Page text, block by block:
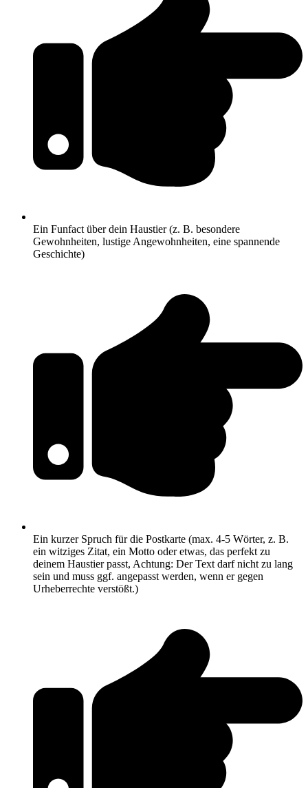
Ein Funfact über dein Haustier (z. B. besondere
Gewohnheiten, lustige Angewohnheiten, eine spannende
Geschichte)
Ein kurzer Spruch für die Postkarte (max. 4-5 Wörter, z. B.
ein witziges Zitat, ein Motto oder etwas, das perfekt zu
deinem Haustier passt, Achtung: Der Text darf nicht zu lang
sein und muss ggf. angepasst werden, wenn er gegen
Urheberrechte verstößt.)